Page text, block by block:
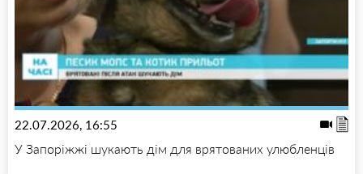
22.07.2026, 16:55
У Запоріжжі шукають дім для врятованих улюбленців